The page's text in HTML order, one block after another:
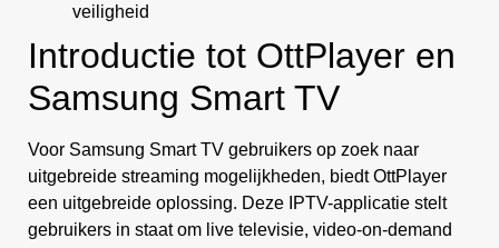
veiligheid
Introductie tot OttPlayer en
Samsung Smart TV
Voor Samsung Smart TV gebruikers op zoek naar
uitgebreide streaming mogelijkheden, biedt OttPlayer
een uitgebreide oplossing. Deze IPTV-applicatie stelt
gebruikers in staat om live televisie, video-on-demand